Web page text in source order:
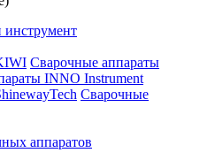
Сварочные аппараты
INNO Instrument
Cварочные
аппаратов